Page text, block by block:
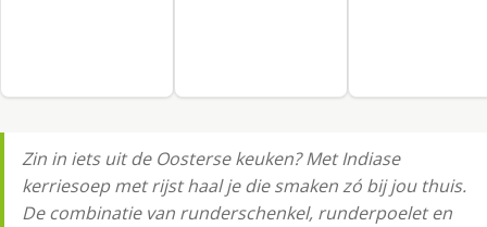
Zin in iets uit de Oosterse keuken? Met Indiase
kerriesoep met rijst haal je die smaken zó bij jou thuis.
De combinatie van runderschenkel, runderpoelet en